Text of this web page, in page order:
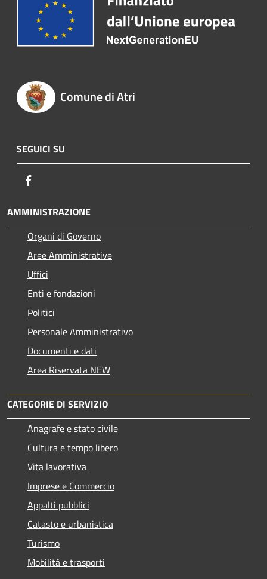
Comune di Atri
SEGUICI SU
AMMINISTRAZIONE
Organi di Governo
Aree Amministrative
Uffici
Enti e fondazioni
Politici
Personale Amministrativo
Documenti e dati
Area Riservata NEW
CATEGORIE DI SERVIZIO
Anagrafe e stato civile
Cultura e tempo libero
Vita lavorativa
Imprese e Commercio
Appalti pubblici
Catasto e urbanistica
Turismo
Mobilità e trasporti